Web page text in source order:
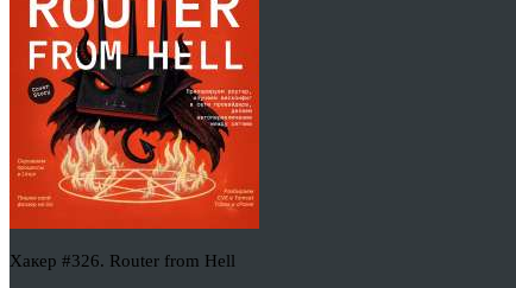
Хакер #326. Router from Hell